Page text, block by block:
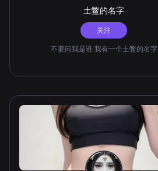
土鳖的名字
关注
不要问我是谁 我有一个土鳖的名字